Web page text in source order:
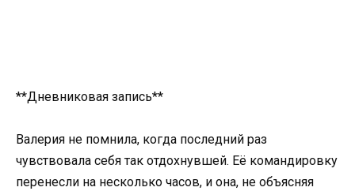
**Дневниковая запись**
Валерия не помнила, когда последний раз
чувствовала себя так отдохнувшей. Её командировку
перенесли на несколько часов, и она, не объясняя